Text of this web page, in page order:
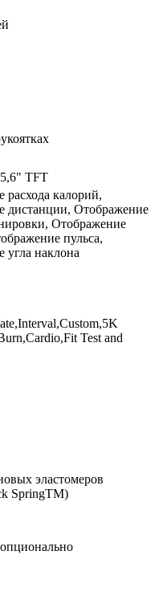
TFT
расхода калорий,
дистанции, Отображение
Отображение
пульса,
угла наклона
Test and
эластомеров
SpringTM)